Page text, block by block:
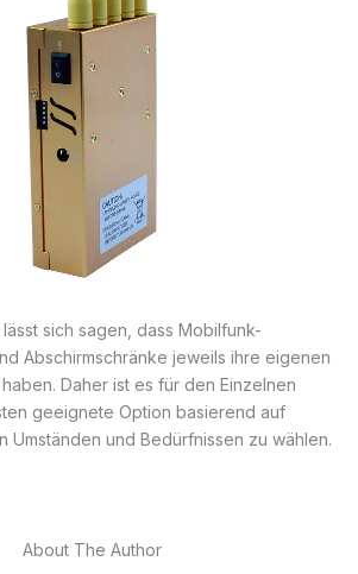
sich sagen, dass Mobilfunk-
Abschirmschränke jeweils ihre eigenen
Daher ist es für den Einzelnen
geeignete Option basierend auf
Umständen und Bedürfnissen zu wählen.
About The Author